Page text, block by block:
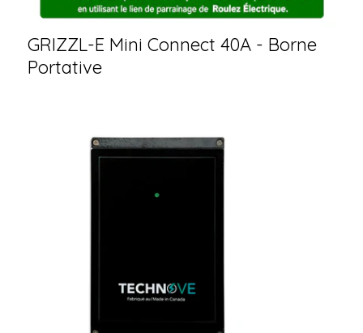
GRIZZL-E Mini Connect 40A - Borne
Portative